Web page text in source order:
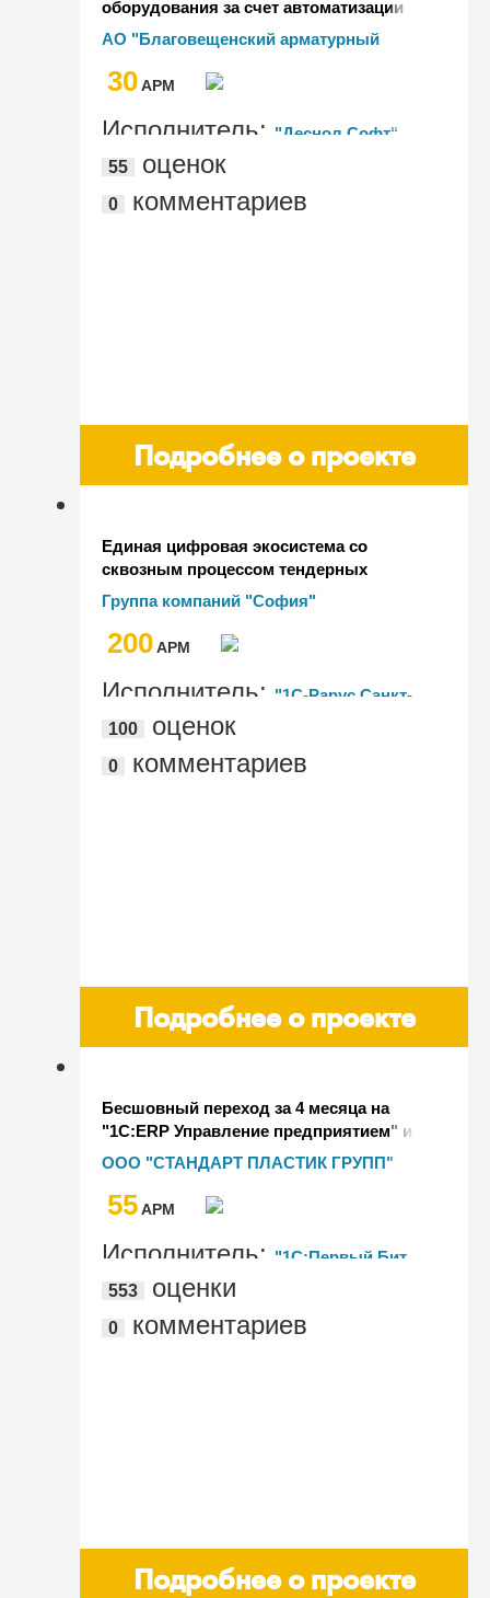
оборудования за счет автоматизации
процессов ТОиР на металлургическом
АО "Благовещенский арматурный
30AРМ
Исполнитель: "Деснол Софт"
55
оценок
0 комментариев
Подробнее о проекте
Единая цифровая экосистема со
сквозным процессом тендерных
продаж на "1С:ERP" в ГК "София"
Группа компаний "София"
200AРМ
Исполнитель: "1С-Рарус Санкт-
Петербург"
100 оценок
0 комментариев
Подробнее о проекте
Бесшовный переход за 4 месяца на
"1С:ERP Управление предприятием" и
автоматизация двенадцати
подразделений крупнейшего
российского производителя изделий из
ООО "СТАНДАРТ ПЛАСТИК ГРУПП"
55AРМ
Исполнитель: "1С:Первый Бит,
Воронеж"
553 оценки
0 комментариев
Подробнее о проекте